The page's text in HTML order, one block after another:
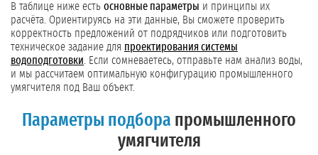
В таблице ниже есть основные параметры и принципы их
расчёта. Ориентируясь на эти данные, Вы сможете проверить
корректность предложений от подрядчиков или подготовить
техническое задание для проектирования системы
водоподготовки . Если сомневаетесь, отправьте нам анализ воды,
и мы рассчитаем оптимальную конфигурацию промышленного
умягчителя под Ваш объект.
Параметры подбора промышленного
умягчителя